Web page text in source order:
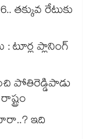
తక్కువ రేటుకు
టూర్ల ప్లానింగ్
పోతిరెడ్డిపాడు
ఇది